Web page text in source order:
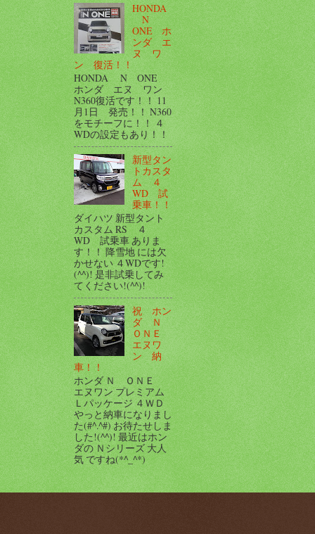
HONDA
N
ONE ホ
ンダ エ
ヌ ワ
ン 復活！！
HONDA N ONE
ホンダ エヌ ワン
N360復活です！！ 11
月1日 発売！！ N360
をモチーフに！！ ４
WDの設定もあり！！
新型タン
トカスタ
ム ４
WD 試
乗車！！
ダイハツ 新型タント
カスタム RS ４
WD 試乗車 ありま
す！！ 降雪地 には欠
かせない ４WDです!
(^^)! 是非試乗してみ
てください!(^^)!
祝 ホン
ダ Ｎ
ＯＮＥ
エヌワ
ン 納
車！！
ホンダ Ｎ ＯＮＥ
エヌワン プレミアム
Ｌパッケージ ４ＷＤ
やっと納車になりまし
た(#^.^#) お待たせしま
した!(^^)! 最近はホン
ダの Ｎシリーズ 大人
気 ですね(*^_^*)